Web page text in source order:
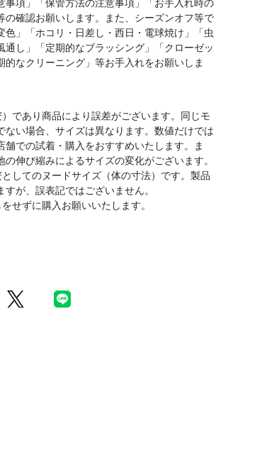
項」「保管方法の注意事項」「お手入れ時の
確認お願いします。また、シーズンオフ等で
」「ホコリ・日差し・西日・電球焼け」「虫
し」「定期的なブラッシング」「クローゼッ
的なクリーニング」等お手入れをお願いしま
であり商品により誤差がございます。同じモ
い場合、サイズは異なります。数値だけでは
での試着・購入をおすすめいたします。ま
伸び縮みによるサイズの変化がございます。
してのヌードサイズ（体の寸法）です。製品
が、誤表記ではございません。
せずに購入お願いいたします。